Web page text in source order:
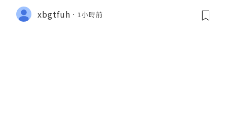
xbgtfuh 1小時前